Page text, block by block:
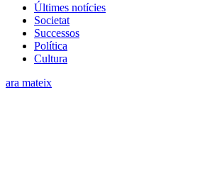
Últimes notícies
Societat
Successos
Política
Cultura
ara mateix